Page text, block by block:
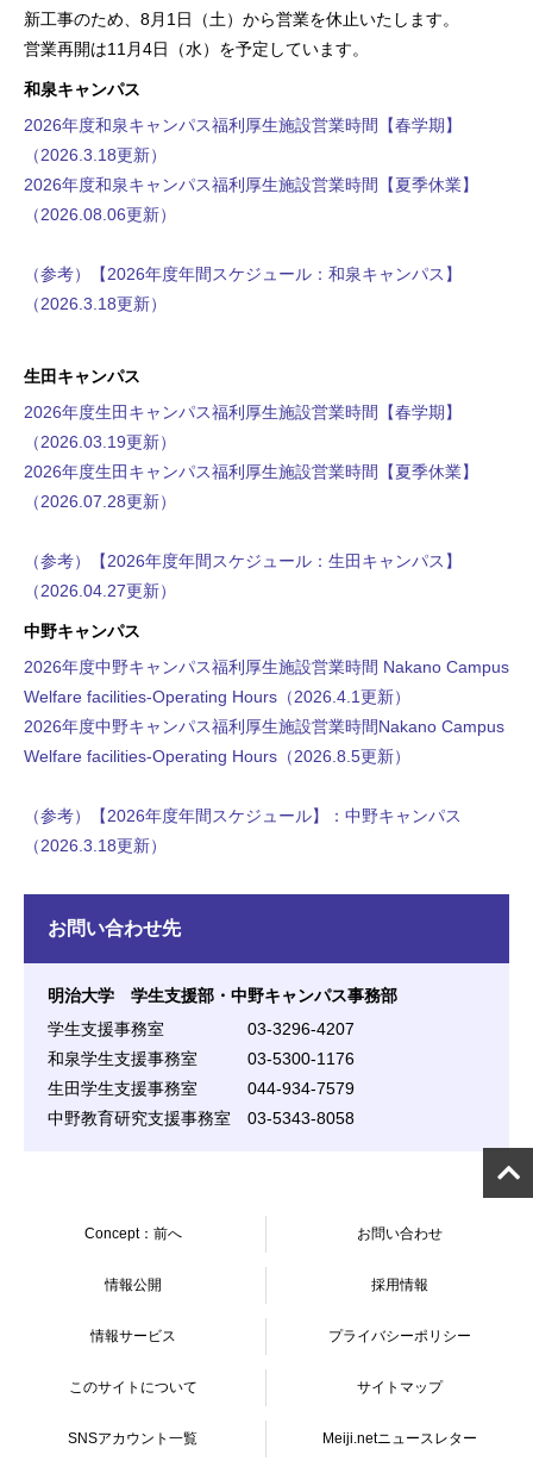
新工事のため、8月1日（土）から営業を休止いたします。
営業再開は11月4日（水）を予定しています。
和泉キャンパス
2026年度和泉キャンパス福利厚生施設営業時間【春学期】
（2026.3.18更新）
2026年度和泉キャンパス福利厚生施設営業時間【夏季休業】
（2026.08.06更新）
（参考）【2026年度年間スケジュール：和泉キャンパス】
（2026.3.18更新）
生田キャンパス
2026年度生田キャンパス福利厚生施設営業時間【春学期】
（2026.03.19更新）
2026年度生田キャンパス福利厚生施設営業時間【夏季休業】
（2026.07.28更新）
（参考）【2026年度年間スケジュール：生田キャンパス】
（2026.04.27更新）
中野キャンパス
2026年度中野キャンパス福利厚生施設営業時間 Nakano Campus
Welfare facilities-Operating Hours（2026.4.1更新）
2026年度中野キャンパス福利厚生施設営業時間Nakano Campus
Welfare facilities-Operating Hours（2026.8.5更新）
（参考）【2026年度年間スケジュール】：中野キャンパス
（2026.3.18更新）
お問い合わせ先
明治大学 学生支援部・中野キャンパス事務部
学生支援事務室 03-3296-4207
和泉学生支援事務室 03-5300-1176
生田学生支援事務室 044-934-7579
中野教育研究支援事務室 03-5343-8058
Concept：前へ お問い合わせ
情報公開 採用情報
情報サービス プライバシーポリシー
このサイトについて サイトマップ
SNSアカウント一覧 Meiji.netニュースレター